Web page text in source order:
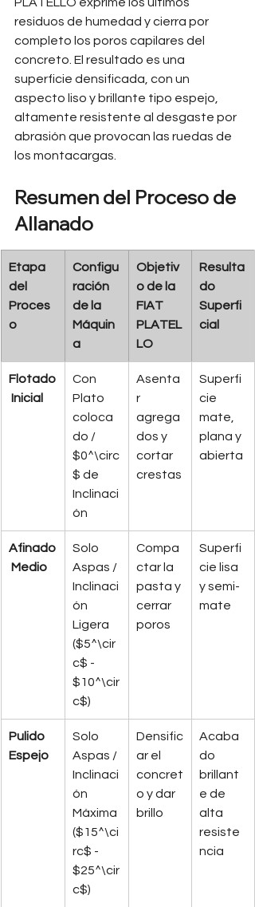
residuos de humedad y cierra por
completo los poros capilares del
concreto. El resultado es una
superficie densificada, con un
aspecto liso y brillante tipo espejo,
altamente resistente al desgaste por
abrasión que provocan las ruedas de
los montacargas.
Resumen del Proceso de
Allanado
Etapa
del
Proces
o
Configu
ración
de la
Máquin
a
Objetiv
o de la
FIAT
PLATEL
LO
Resulta
do
Superfi
cial
Flotado
Inicial
Con
Plato
coloca
do /
$0^\circ
$ de
Inclinaci
ón
Asenta
r
agrega
dos y
cortar
crestas
Superfi
cie
mate,
plana y
abierta
Afinado
Medio
Solo
Aspas /
Inclinaci
ón
Ligera
($5^\cir
c$ -
$10^\cir
c$)
Compa
ctar la
pasta y
cerrar
poros
Superfi
cie lisa
y semi-
mate
Pulido
Espejo
Solo
Aspas /
Inclinaci
ón
Máxima
($15^\ci
rc$ -
$25^\cir
c$)
Densific
ar el
concret
o y dar
brillo
Acaba
do
brillant
e de
alta
resiste
ncia